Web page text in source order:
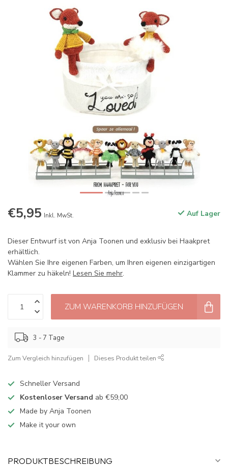
€5,95 Inkl. MwSt. Auf Lager
Dieser Entwurf ist von Anja Toonen und exklusiv bei Haakpret
erhältlich.
Wählen Sie Ihre eigenen Farben, um Ihren eigenen einzigartigen
Klammer zu häkeln! Lesen Sie mehr.
ZUM WARENKORB HINZUFÜGEN
3 - 7 Tage
Zum Vergleich hinzufügen Dieses Produkt teilen
Schneller Versand
Kostenloser Versand ab €59,00
Made by Anja Toonen
Make it your own
PRODUKTBESCHREIBUNG